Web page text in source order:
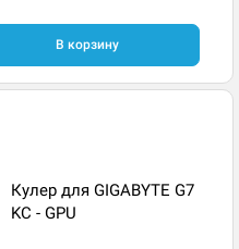
В корзину
Кулер для GIGABYTE G7
KC - GPU